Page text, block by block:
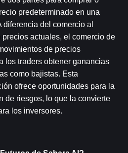
predeterminado en una
del comercio al
actuales, el comercio de
de precios
los traders obtener ganancias
como bajistas. Esta
ofrece oportunidades para la
de riesgos, lo que la convierte
los inversores.